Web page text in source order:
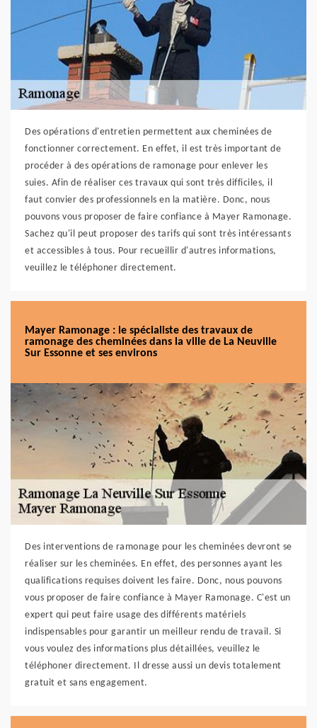
Des opérations d'entretien permettent aux cheminées de
fonctionner correctement. En effet, il est très important de
procéder à des opérations de ramonage pour enlever les
suies. Afin de réaliser ces travaux qui sont très difficiles, il
faut convier des professionnels en la matière. Donc, nous
pouvons vous proposer de faire confiance à Mayer Ramonage.
Sachez qu'il peut proposer des tarifs qui sont très intéressants
et accessibles à tous. Pour recueillir d'autres informations,
veuillez le téléphoner directement.
Mayer Ramonage : le spécialiste des travaux de
ramonage des cheminées dans la ville de La Neuville
Sur Essonne et ses environs
Des interventions de ramonage pour les cheminées devront se
réaliser sur les cheminées. En effet, des personnes ayant les
qualifications requises doivent les faire. Donc, nous pouvons
vous proposer de faire confiance à Mayer Ramonage. C'est un
expert qui peut faire usage des différents matériels
indispensables pour garantir un meilleur rendu de travail. Si
vous voulez des informations plus détaillées, veuillez le
téléphoner directement. Il dresse aussi un devis totalement
gratuit et sans engagement.